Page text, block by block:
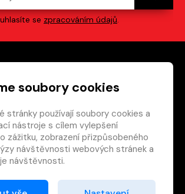
soubory cookies
stránky používají soubory cookies a
nástroje s cílem vylepšení
zážitku, zobrazení přizpůsobeného
návštěvnosti webových stránek a
návštěvnosti.
se zpracováním údajů.
Odkazy na sociální